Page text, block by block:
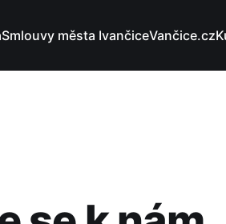
Smlouvy města IvančiceVančice.cz